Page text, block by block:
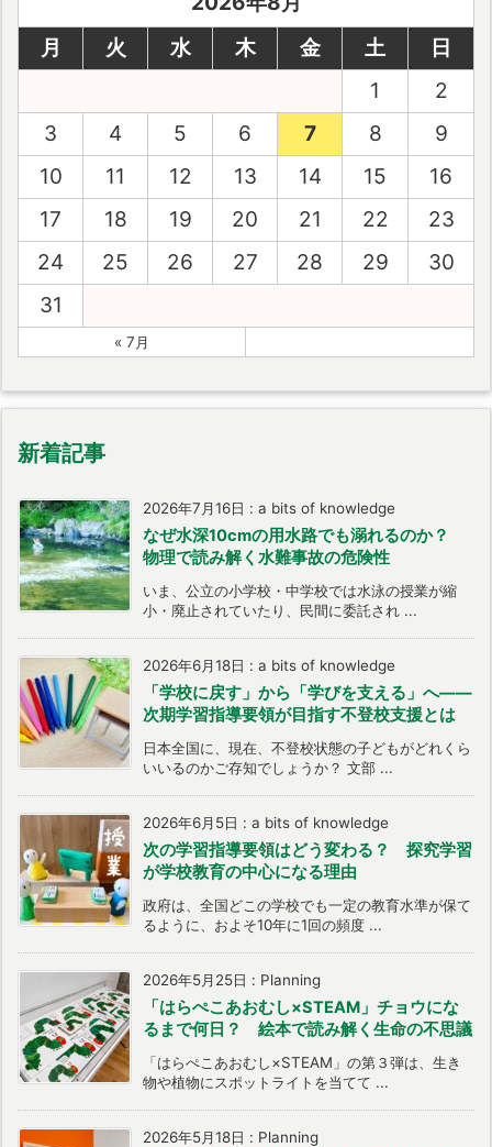
月
火 水 木 金 土
日
1
2
3
4 5 6 7 8
9
10
11 12 13 14 15
16
17
18 19 20 21 22
23
24
25 26 27 28 29
30
31
« 7月
新着記事
2026年7月16日 : a bits of knowledge
なぜ水深10cmの用水路でも溺れるのか？
物理で読み解く水難事故の危険性
いま、公立の小学校・中学校では水泳の授業が縮
小・廃止されていたり、民間に委託され ...
2026年6月18日 : a bits of knowledge
「学校に戻す」から「学びを支える」へ――
次期学習指導要領が目指す不登校支援とは
日本全国に、現在、不登校状態の子どもがどれくら
いいるのかご存知でしょうか？ 文部 ...
2026年6月5日 : a bits of knowledge
次の学習指導要領はどう変わる？ 探究学習
が学校教育の中心になる理由
政府は、全国どこの学校でも一定の教育水準が保て
るように、およそ10年に1回の頻度 ...
2026年5月25日 : Planning
「はらぺこあおむし×STEAM」チョウにな
るまで何日？ 絵本で読み解く生命の不思議
「はらぺこあおむし×STEAM」の第３弾は、生き
物や植物にスポットライトを当てて ...
2026年5月18日 : Planning